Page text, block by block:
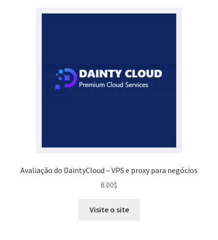
Avaliação do DaintyCloud – VPS e proxy para negócios
8.00$
Visite o site